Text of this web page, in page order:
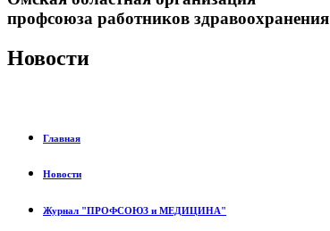
профсоюза работников здравоохранения
Новости
Главная
Новости
Журнал "ПРОФСОЮЗ и МЕДИЦИНА"